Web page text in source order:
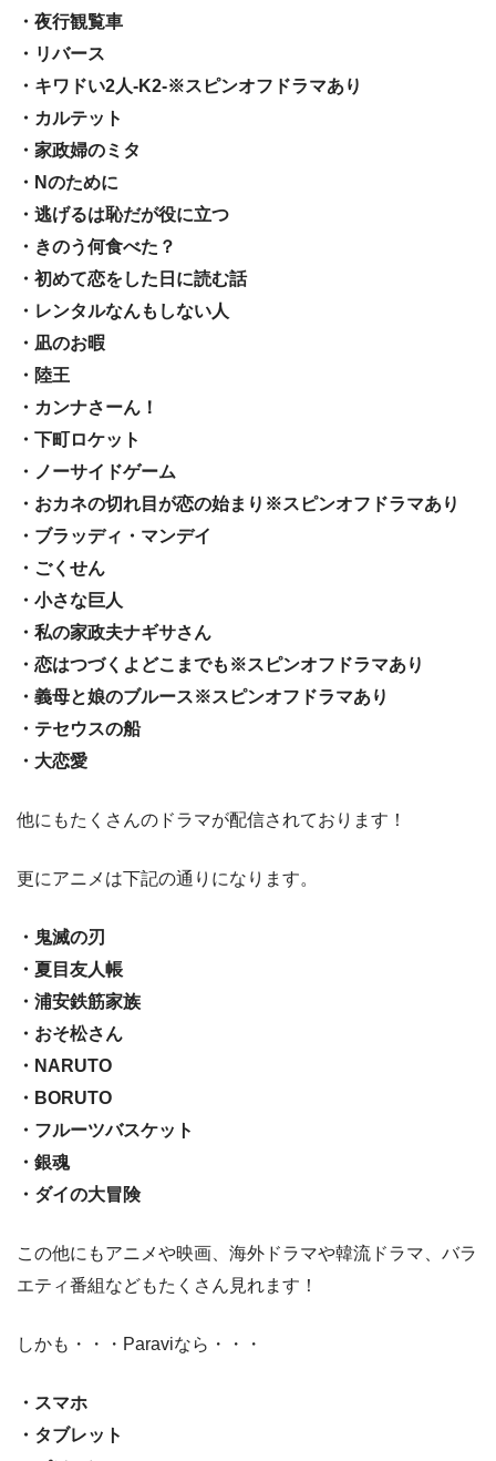
・夜行観覧車
・リバース
・キワドい2人-K2-※スピンオフドラマあり
・カルテット
・家政婦のミタ
・Nのために
・逃げるは恥だが役に立つ
・きのう何食べた？
・初めて恋をした日に読む話
・レンタルなんもしない人
・凪のお暇
・陸王
・カンナさーん！
・下町ロケット
・ノーサイドゲーム
・おカネの切れ目が恋の始まり※スピンオフドラマあり
・ブラッディ・マンデイ
・ごくせん
・小さな巨人
・私の家政夫ナギサさん
・恋はつづくよどこまでも※スピンオフドラマあり
・義母と娘のブルース※スピンオフドラマあり
・テセウスの船
・大恋愛
他にもたくさんのドラマが配信されております！
更にアニメは下記の通りになります。
・鬼滅の刃
・夏目友人帳
・浦安鉄筋家族
・おそ松さん
・NARUTO
・BORUTO
・フルーツバスケット
・銀魂
・ダイの大冒険
この他にもアニメや映画、海外ドラマや韓流ドラマ、バラ
エティ番組などもたくさん見れます！
しかも・・・Paraviなら・・・
・スマホ
・タブレット